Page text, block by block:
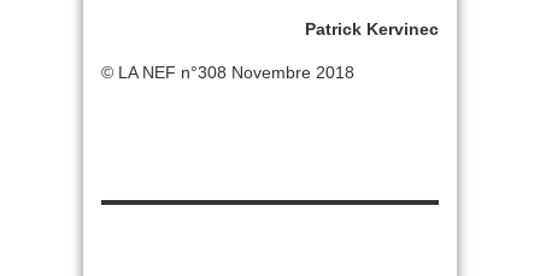
Patrick Kervinec
© LA NEF n°308 Novembre 2018